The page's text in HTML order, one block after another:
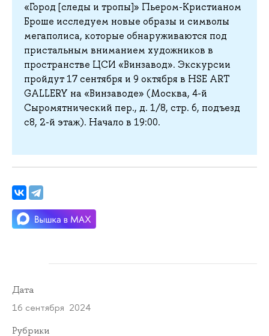
«Город [следы и тропы]» Пьером-Кристианом
Броше исследуем новые образы и символы
мегаполиса, которые обнаруживаются под
пристальным вниманием художников в
пространстве ЦСИ «Винзавод». Экскурсии
пройдут 17 сентября и 9 октября в HSE ART
GALLERY на «Винзаводе» (Москва, 4-й
Сыромятнический пер., д. 1/8, стр. 6, подъезд
с8, 2-й этаж). Начало в 19:00.
Дата
16 сентября 2024
Рубрики